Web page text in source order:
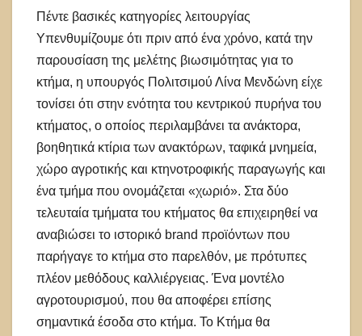
Πέντε βασικές κατηγορίες λειτουργίας
Υπενθυμίζουμε ότι πριν από ένα χρόνο, κατά την
παρουσίαση της μελέτης βιωσιμότητας για το
κτήμα, η υπουργός Πολιτσιμού Λίνα Μενδώνη είχε
τονίσει ότι στην ενότητα του κεντρικού πυρήνα του
κτήματος, ο οποίος περιλαμβάνει τα ανάκτορα,
βοηθητικά κτίρια των ανακτόρων, ταφικά μνημεία,
χώρο αγροτικής και κτηνοτροφικής παραγωγής και
ένα τμήμα που ονομάζεται «χωριό». Στα δύο
τελευταία τμήματα του κτήματος θα επιχειρηθεί να
αναβιώσει το ιστορικό brand προϊόντων που
παρήγαγε το κτήμα στο παρελθόν, με πρότυπες
πλέον μεθόδους καλλιέργειας. Ένα μοντέλο
αγροτουρισμού, που θα αποφέρει επίσης
σημαντικά έσοδα στο κτήμα. Το Κτήμα θα